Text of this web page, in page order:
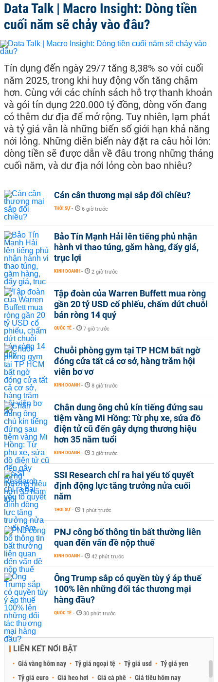
Data Talk | Macro Insight: Dòng tiền
cuối năm sẽ chảy vào đâu?
Tín dụng đến ngày 29/7 tăng 8,38% so với cuối
năm 2025, trong khi huy động vốn tăng chậm
hơn. Cùng với các chính sách hỗ trợ thanh khoản
và gói tín dụng 220.000 tỷ đồng, dòng vốn đang
có thêm dư địa để mở rộng. Tuy nhiên, lạm phát
và tỷ giá vẫn là những biến số giới hạn khả năng
nới lỏng. Những diễn biến này đặt ra câu hỏi lớn:
dòng tiền sẽ được dẫn về đâu trong những tháng
cuối năm, và dư địa nới lỏng còn bao nhiêu?
Cán cân thương mại sắp đổi chiều?
THỜI SỰ - 6 giờ trước
Bảo Tín Mạnh Hải lên tiếng phủ nhận
hành vi thao túng, găm hàng, đẩy giá,
trục lợi
KINH DOANH - 2 giờ trước
Tập đoàn của Warren Buffett mua ròng
gần 20 tỷ USD cổ phiếu, chấm dứt chuỗi
bán ròng 14 quý
QUỐC TẾ - 7 giờ trước
Chuỗi phòng gym tại TP HCM bất ngờ
đóng cửa tất cả cơ sở, hàng trăm hội
viên bơ vơ
KINH DOANH - 8 giờ trước
Chân dung ông chủ kín tiếng đứng sau
tiệm vàng Mi Hồng: Từ phụ xe, sửa đồ
điện tử cũ đến gây dựng thương hiệu
hơn 35 năm tuổi
KINH DOANH - 3 giờ trước
SSI Research chỉ ra hai yếu tố quyết
định động lực tăng trưởng nửa cuối
năm
THỜI SỰ - 1 phút trước
PNJ công bố thông tin bất thường liên
quan đến vấn đề nộp thuế
KINH DOANH - 42 phút trước
Ông Trump sắp có quyền tùy ý áp thuế
100% lên những đối tác thương mại
hàng đầu?
QUỐC TẾ - 30 phút trước
LIÊN KẾT NỔI BẬT
Giá vàng hôm nay Tỷ giá ngoại tệ Tỷ giá usd
Tỷ giá yen
Tỷ giá euro
Giá heo hơi Giá cà phê Giá tiêu hôm nay